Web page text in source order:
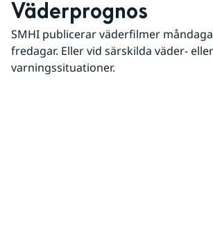
Väderprognos
SMHI publicerar väderfilmer
fredagar. Eller vid särskilda väder- eller
varningssituationer.